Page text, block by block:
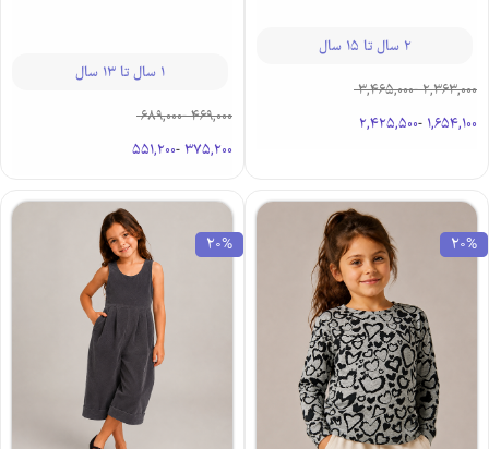
2 سال تا 15 سال
2,363,000
-
3,465,000
1,654,100
-
2,425,500
1 سال تا 13 سال
469,000
-
689,000
375,200
-
551,200
20%
20%